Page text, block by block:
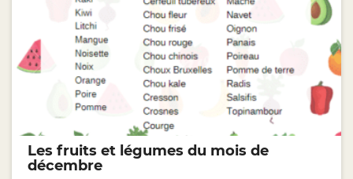
Les fruits et légumes du mois de
décembre